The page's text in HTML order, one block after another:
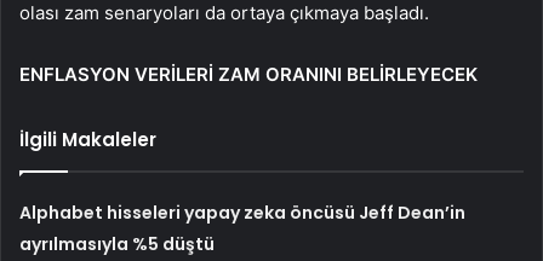
olası zam senaryoları da ortaya çıkmaya başladı.
ENFLASYON VERİLERİ ZAM ORANINI BELİRLEYECEK
İlgili Makaleler
Alphabet hisseleri yapay zeka öncüsü Jeff Dean’in
ayrılmasıyla %5 düştü